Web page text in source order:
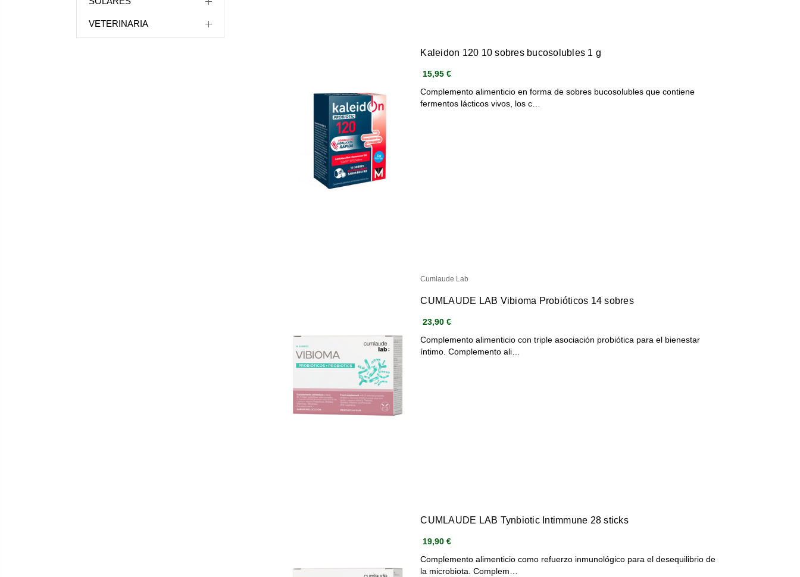
VETERINARIA
Kaleidon 120 10 sobres bucosolubles 1 g
15,95 €
Complemento alimenticio en forma de sobres bucosolubles que contiene
fermentos lácticos vivos, los c…
Cumlaude Lab
CUMLAUDE LAB Vibioma Probióticos 14 sobres
23,90 €
Complemento alimenticio con triple asociación probiótica para el bienestar
íntimo. Complemento ali…
CUMLAUDE LAB Tynbiotic Intimmune 28 sticks
19,90 €
Complemento alimenticio como refuerzo inmunológico para el desequilibrio de
la microbiota. Complem…